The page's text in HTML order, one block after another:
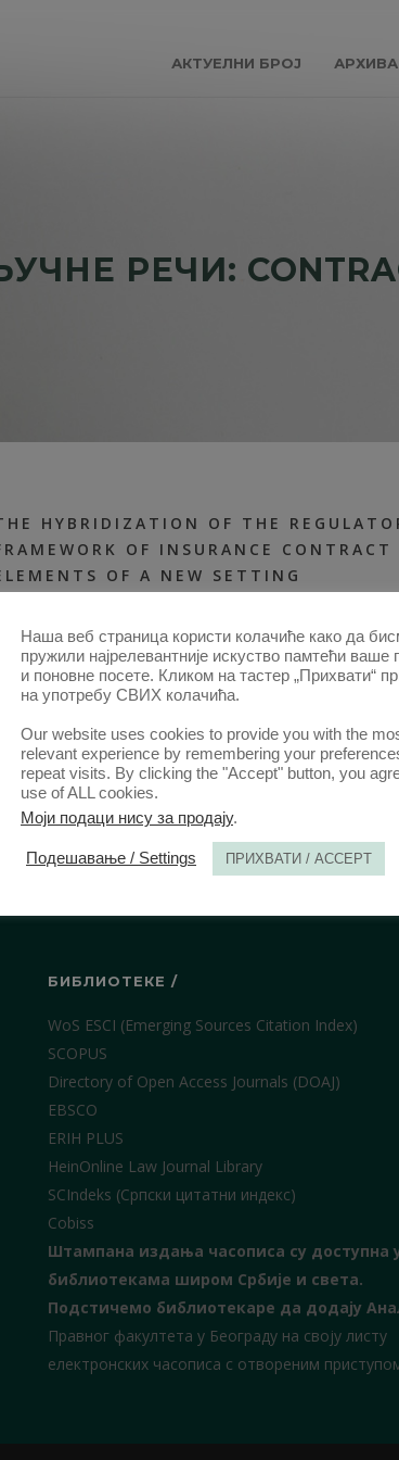
АКТУЕЛНИ БРОЈ АРХИВА
РЕЧИ:
HYBRIDIZATION OF THE
OF INSURANCE CONTRACT
OF A NEW SETTING
,СВИ ЧЛАНЦИ ОД 2014
БИБЛИОТЕКЕ /
WoS ESCI (Emerging Sources Citation Index)
SCOPUS
Directory of Open Access Journals (DOAJ)
EBSCO
ERIH PLUS
HeinOnline Law Journal Library
SCIndeks (Српски цитатни индекс)
Cobiss
Штампана издања часописа су доступна
библиотекама широм Србије и света.
Подстичемо библиотекаре да додају
Правног факултета у Београду на своју листу
електронских часописа с отвореним
Наша веб страница користи колачиће како да
пружили најрелевантније искуство памтећи ваше
и поновне посете. Кликом на тастер „Прихвати“
на употребу СВИХ колачића.
Our website uses cookies to provide you with the
relevant experience by remembering your
repeat visits. By clicking the "Accept" button, you
use of ALL cookies.
Моји подаци нису за продају.
Подешавање / Settings ПРИХВАТИ / ACCEPT